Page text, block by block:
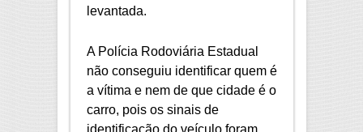
levantada.
A Polícia Rodoviária Estadual
não conseguiu identificar quem é
a vítima e nem de que cidade é o
carro, pois os sinais de